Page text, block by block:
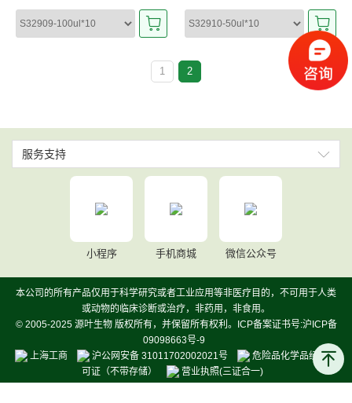
1 2
服务支持
小程序 手机商城 微信公众号
本公司的所有产品仅用于科学研究或者工业应用等非医疗目的，不可用于人类
或动物的临床诊断或治疗，非药用，非食用。
© 2005-2025 源叶生物 版权所有，并保留所有权利。ICP备案证书号:沪ICP备
09098663号-9
上海工商
沪公网安备 31011702002021号
危险品化学品经营许
可证（不带存储）
营业执照(三证合一)